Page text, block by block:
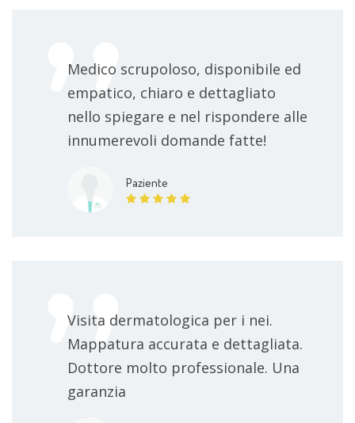
Medico scrupoloso, disponibile ed
empatico, chiaro e dettagliato
nello spiegare e nel rispondere alle
innumerevoli domande fatte!
Paziente
Visita dermatologica per i nei.
Mappatura accurata e dettagliata.
Dottore molto professionale. Una
garanzia